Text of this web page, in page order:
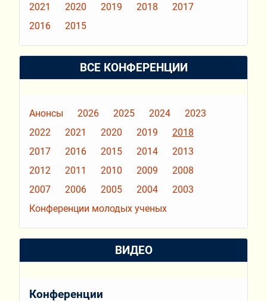
2021
2020 2019 2018
2017
2016
2015
ВСЕ КОНФЕРЕНЦИИ
Анонсы 2026 2025 2024
2023
2022
2021 2020 2019
2018
2017
2016 2015 2014
2013
2012
2011 2010 2009
2008
2007
2006 2005 2004
2003
Конференции молодых ученых
ВИДЕО
Конференции